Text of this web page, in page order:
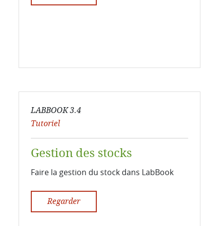
LABBOOK 3.4
Tutoriel
Gestion des stocks
Faire la gestion du stock dans LabBook
Regarder